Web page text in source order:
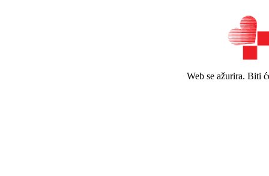
Web se ažurira. Biti